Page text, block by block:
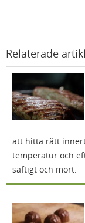
Relaterade
att hitta rätt
temperatur och
saftigt och mört.